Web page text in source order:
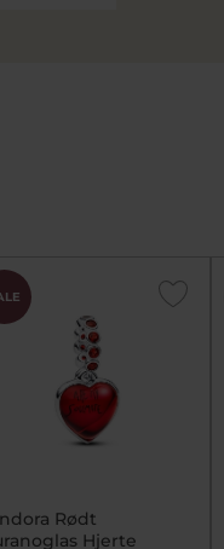
Rødt
Hjerte